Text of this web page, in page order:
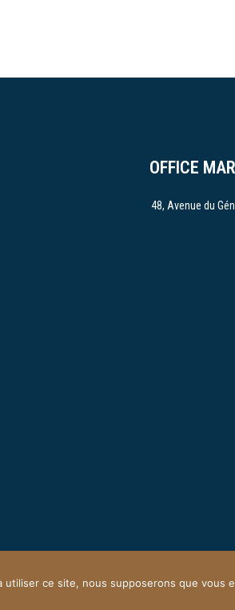
OFFICE
48, Avenue du
ce site, nous supposerons que vous